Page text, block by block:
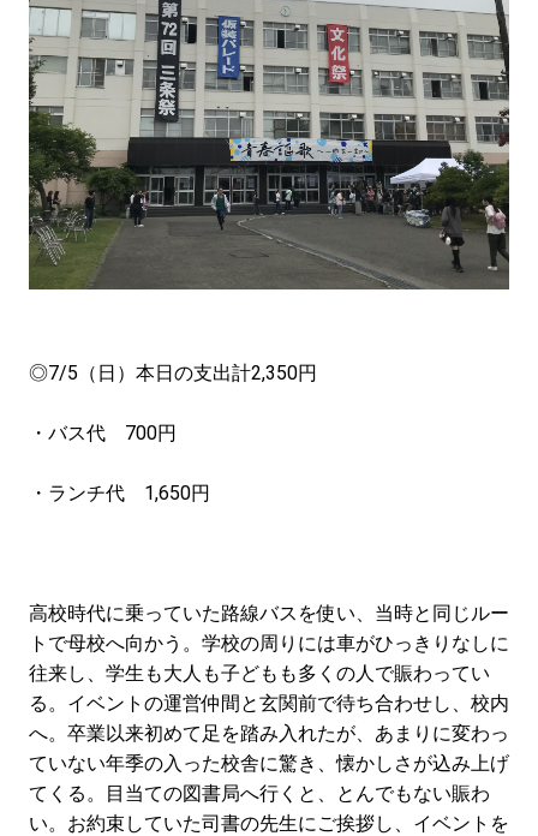
◎7/5（日）本日の支出計2,350円
・バス代 700円
・ランチ代 1,650円
高校時代に乗っていた路線バスを使い、当時と同じルー
トで母校へ向かう。学校の周りには車がひっきりなしに
往来し、学生も大人も子どもも多くの人で賑わってい
る。イベントの運営仲間と玄関前で待ち合わせし、校内
へ。卒業以来初めて足を踏み入れたが、あまりに変わっ
ていない年季の入った校舎に驚き、懐かしさが込み上げ
てくる。目当ての図書局へ行くと、とんでもない賑わ
い。お約束していた司書の先生にご挨拶し、イベントを